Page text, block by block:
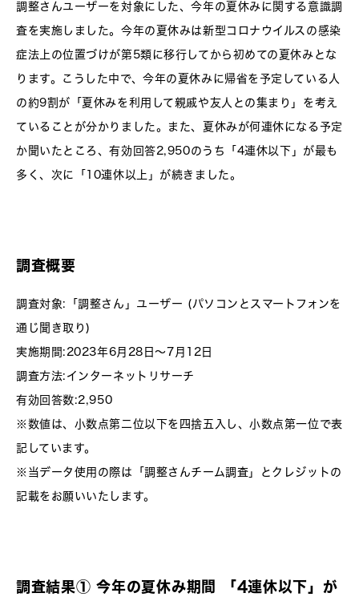
調整さんユーザーを対象にした、今年の夏休みに関する意識調
査を実施しました。今年の夏休みは新型コロナウイルスの感染
症法上の位置づけが第5類に移行してから初めての夏休みとな
ります。こうした中で、今年の夏休みに帰省を予定している人
の約9割が「夏休みを利用して親戚や友人との集まり」を考え
ていることが分かりました。また、夏休みが何連休になる予定
か聞いたところ、有効回答2,950のうち「4連休以下」が最も
多く、次に「10連休以上」が続きました。
調査概要
調査対象:「調整さん」ユーザー (パソコンとスマートフォンを
通じ聞き取り)
実施期間:2023年6月28日～7月12日
調査方法:インターネットリサーチ
有効回答数:2,950
※数値は、小数点第二位以下を四捨五入し、小数点第一位で表
記しています。
※当データ使用の際は「調整さんチーム調査」とクレジットの
記載をお願いいたします。
調査結果① 今年の夏休み期間 「4連休以下」が